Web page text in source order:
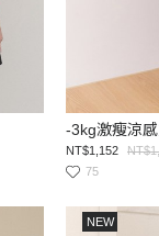
-3kg激瘦涼
NT$1,152
75
NEW